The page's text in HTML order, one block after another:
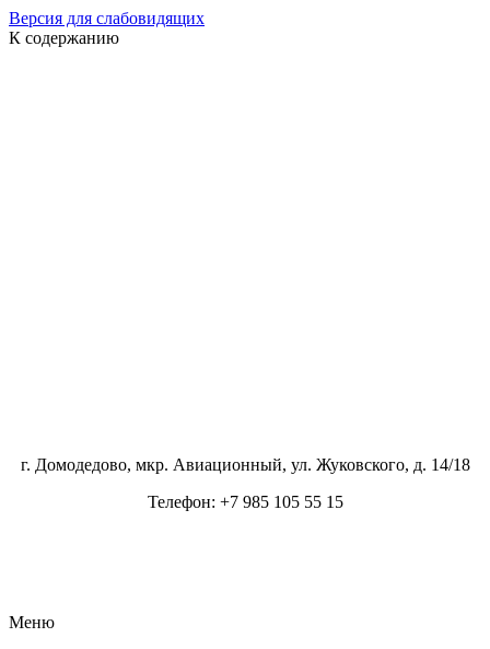
Версия для слабовидящих
К содержанию
г. Домодедово, мкр. Авиационный, ул. Жуковского, д. 14/18
Телефон: +7 985 105 55 15
Меню